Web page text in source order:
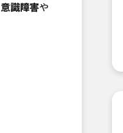
意識障害や